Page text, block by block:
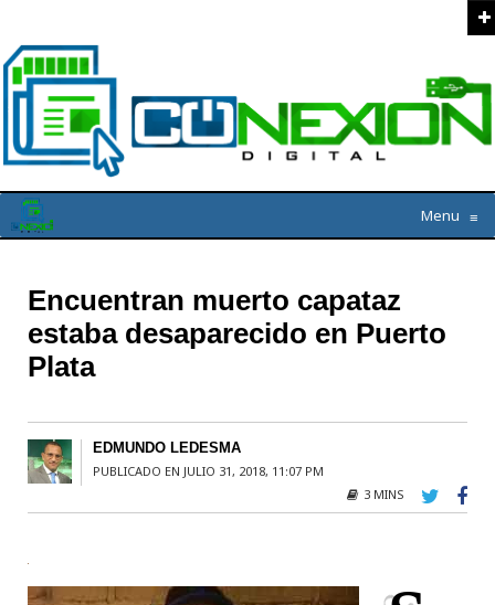
Menu ≡
Encuentran muerto capataz
estaba desaparecido en Puerto
Plata
EDMUNDO LEDESMA
PUBLICADO EN JULIO 31, 2018, 11:07 PM
3 MINS